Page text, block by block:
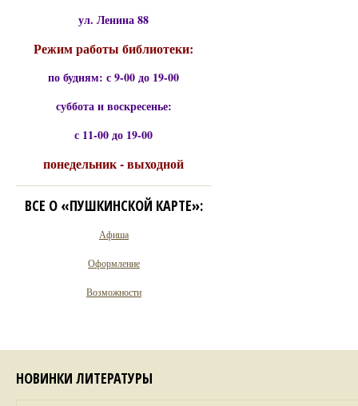
ул. Ленина 88
Режим работы библиотеки:
по будням: с 9-00 до 19-00
суббота и воскресенье:
с 11-00 до 19-00
понедельник - выходной
ВСЕ О «ПУШКИНСКОЙ КАРТЕ»:
Афиша
Оформление
Возможности
НОВИНКИ ЛИТЕРАТУРЫ